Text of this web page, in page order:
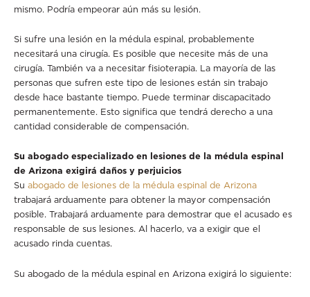
mismo. Podría empeorar aún más su lesión.
Si sufre una lesión en la médula espinal, probablemente
necesitará una cirugía. Es posible que necesite más de una
cirugía. También va a necesitar fisioterapia. La mayoría de las
personas que sufren este tipo de lesiones están sin trabajo
desde hace bastante tiempo. Puede terminar discapacitado
permanentemente. Esto significa que tendrá derecho a una
cantidad considerable de compensación.
Su abogado especializado en lesiones de la médula espinal
de Arizona exigirá daños y perjuicios
Su abogado de lesiones de la médula espinal de Arizona
trabajará arduamente para obtener la mayor compensación
posible. Trabajará arduamente para demostrar que el acusado es
responsable de sus lesiones. Al hacerlo, va a exigir que el
acusado rinda cuentas.
Su abogado de la médula espinal en Arizona exigirá lo siguiente: